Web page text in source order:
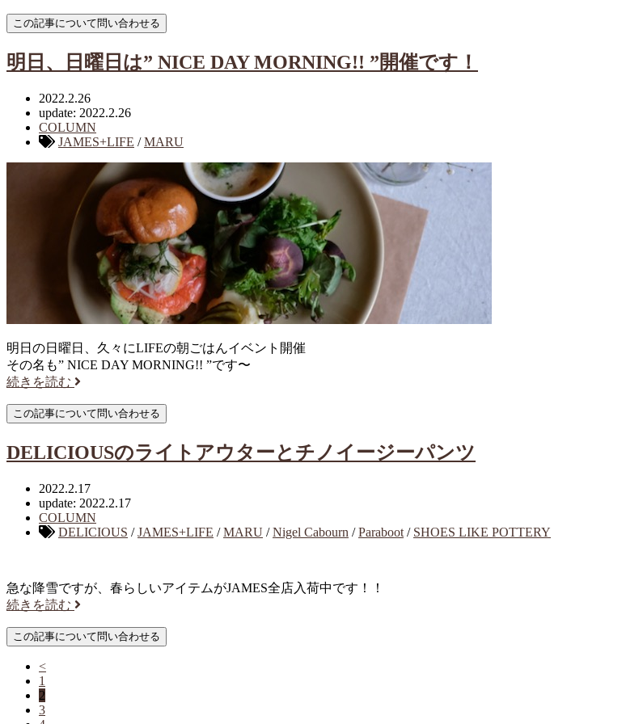
明日、日曜日は” NICE DAY MORNING!! ”開催です！
2022.2.26
update: 2022.2.26
COLUMN
JAMES+LIFE /MARU
明日の日曜日、久々にLIFEの朝ごはんイベント開催
その名も” NICE DAY MORNING!! ”です〜
続きを読む
DELICIOUSのライトアウターとチノイージーパンツ
2022.2.17
update: 2022.2.17
COLUMN
DELICIOUS /JAMES+LIFE /MARU /Nigel Cabourn /Paraboot / SHOES LIKE POTTERY
急な降雪ですが、春らしいアイテムがJAMES全店入荷中です！！
続きを読む
<
1
2
3